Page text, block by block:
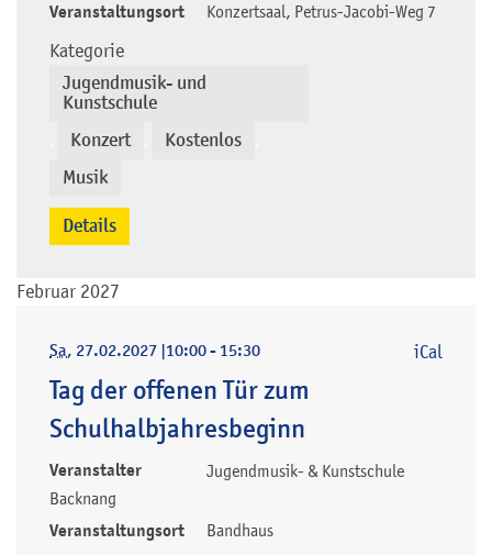
Veranstaltungsort Konzertsaal, Petrus-Jacobi-Weg 7
Kategorie
Jugendmusik- und
Kunstschule
Konzert Kostenlos
Musik
Details
Februar 2027
Sa, 27.02.2027 |10:00 - 15:30
Tag der offenen Tür zum
Schulhalbjahresbeginn
Veranstalter
Jugendmusik- & Kunstschule
Backnang
Veranstaltungsort Bandhaus
iCal